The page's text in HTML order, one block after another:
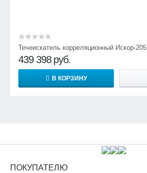
Течеискатель корреляционный Искор-205
439 398 руб.
В КОРЗИНУ
ПОКУПАТЕЛЮ